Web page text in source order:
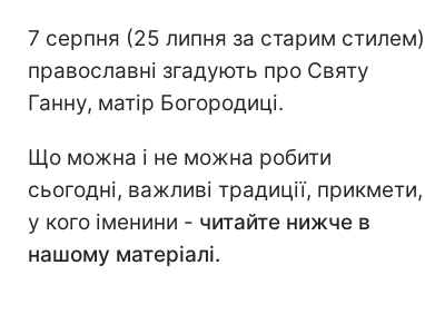
7 серпня (25 липня за старим стилем)
православні згадують про Святу
Ганну, матір Богородиці.
Що можна і не можна робити
сьогодні, важливі традиції, прикмети,
у кого іменини - читайте нижче в
нашому матеріалі.